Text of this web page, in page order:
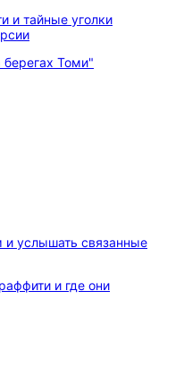
и тайные уголки
и услышать связанные